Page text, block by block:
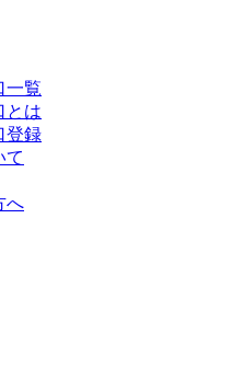
一覧
とは
登録
て
へ